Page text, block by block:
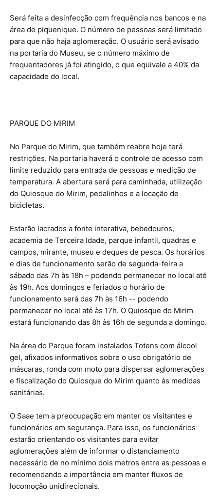
Será feita a desinfecção com frequência nos bancos e na
área de piquenique. O número de pessoas será limitado
para que não haja aglomeração. O usuário será avisado
na portaria do Museu, se o número máximo de
frequentadores já foi atingido, o que equivale a 40% da
capacidade do local.
PARQUE DO MIRIM
No Parque do Mirim, que também reabre hoje terá
restrições. Na portaria haverá o controle de acesso com
limite reduzido para entrada de pessoas e medição de
temperatura. A abertura será para caminhada, utilização
do Quiosque do Mirim, pedalinhos e a locação de
bicicletas.
Estarão lacrados a fonte interativa, bebedouros,
academia de Terceira Idade, parque infantil, quadras e
campos, mirante, museu e deques de pesca. Os horários
e dias de funcionamento serão de segunda-feira a
sábado das 7h às 18h – podendo permanecer no local até
às 19h. Aos domingos e feriados o horário de
funcionamento será das 7h às 16h -- podendo
permanecer no local até às 17h. O Quiosque do Mirim
estará funcionando das 8h às 16h de segunda a domingo.
Na área do Parque foram instalados Totens com álcool
gel, afixados informativos sobre o uso obrigatório de
máscaras, ronda com moto para dispersar aglomerações
e fiscalização do Quiosque do Mirim quanto às medidas
sanitárias.
O Saae tem a preocupação em manter os visitantes e
funcionários em segurança. Para isso, os funcionários
estarão orientando os visitantes para evitar
aglomerações além de informar o distanciamento
necessário de no mínimo dois metros entre as pessoas e
recomendando a importância em manter fluxos de
locomoção unidirecionais.